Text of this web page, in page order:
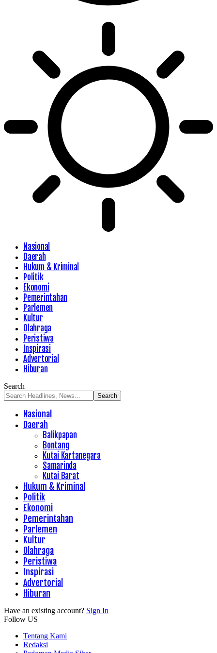
Nasional
Daerah
Hukum & Kriminal
Politik
Ekonomi
Pemerintahan
Parlemen
Kultur
Olahraga
Peristiwa
Inspirasi
Advertorial
Hiburan
Search
Nasional
Daerah
Balikpapan
Bontang
Kutai Kartanegara
Samarinda
Kutai Barat
Hukum & Kriminal
Politik
Ekonomi
Pemerintahan
Parlemen
Kultur
Olahraga
Peristiwa
Inspirasi
Advertorial
Hiburan
Have an existing account? Sign In
Follow US
Tentang Kami
Redaksi